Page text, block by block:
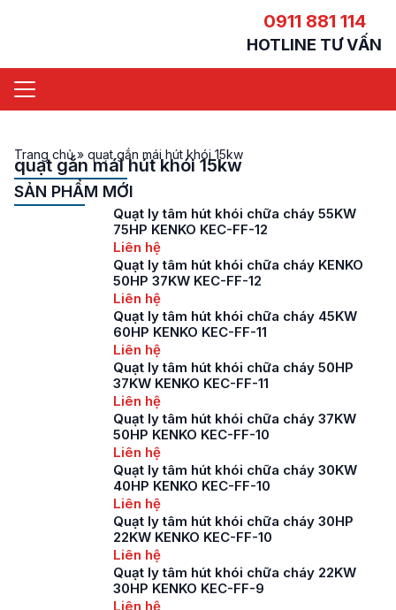
0911 881 114
HOTLINE TƯ VẤN
Trang chủ» quạt gắn mái hút khói 15kw
quạt gắn mái hút khói 15kw
SẢN PHẨM MỚI
Quạt ly tâm hút khói chữa cháy 55KW
75HP KENKO KEC-FF-12
Liên hệ
Quạt ly tâm hút khói chữa cháy KENKO
50HP 37KW KEC-FF-12
Liên hệ
Quạt ly tâm hút khói chữa cháy 45KW
60HP KENKO KEC-FF-11
Liên hệ
Quạt ly tâm hút khói chữa cháy 50HP
37KW KENKO KEC-FF-11
Liên hệ
Quạt ly tâm hút khói chữa cháy 37KW
50HP KENKO KEC-FF-10
Liên hệ
Quạt ly tâm hút khói chữa cháy 30KW
40HP KENKO KEC-FF-10
Liên hệ
Quạt ly tâm hút khói chữa cháy 30HP
22KW KENKO KEC-FF-10
Liên hệ
Quạt ly tâm hút khói chữa cháy 22KW
30HP KENKO KEC-FF-9
Liên hệ